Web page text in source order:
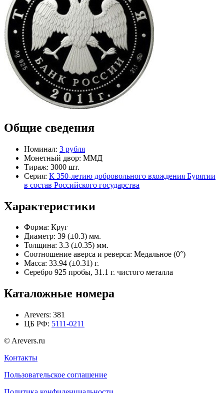
Общие сведения
Номинал: 3 рубля
Монетный двор: ММД
Тираж: 3000 шт.
Серия: К 350-летию добровольного вхождения Бурятии
в состав Российского государства
Характеристики
Форма: Круг
Диаметр: 39 (±0.3) мм.
Толщина: 3.3 (±0.35) мм.
Соотношение аверса и реверса: Медальное (0°)
Масса: 33.94 (±0.31) г.
Серебро 925 пробы, 31.1 г. чистого металла
Каталожные номера
Arevers: 381
ЦБ РФ: 5111-0211
© Arevers.ru
Контакты
Пользовательское соглашение